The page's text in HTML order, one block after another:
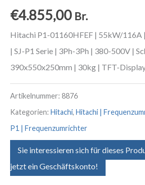
€4.855,00 Br.
Hitachi P1-01160HFEF | 55kW/116A
| SJ-P1 Serie | 3Ph-3Ph | 380-500V |
390x550x250mm | 30kg | TFT-
Artikelnummer: 8876
Kategorien: Hitachi, Hitachi |
P1 | Frequenzumrichter
Sie interessieren sich für dieses
jetzt ein Geschäftskonto!